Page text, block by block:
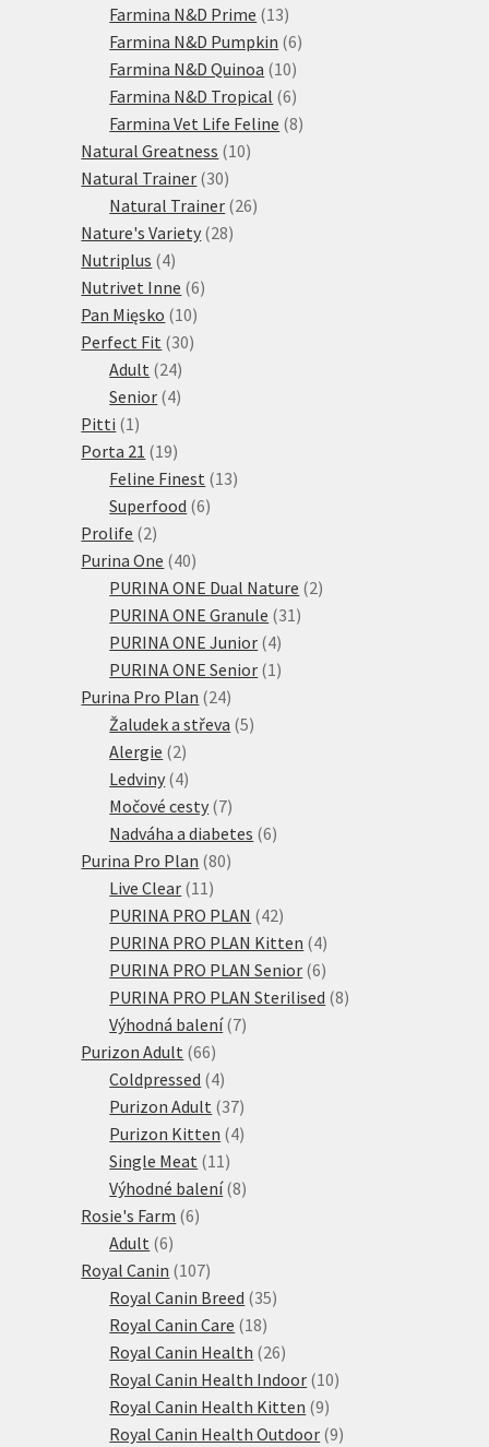
produktů
Farmina N&D Prime 1313
produktů
Farmina N&D Pumpkin 66
Farmina N&D Quinoa 1010
produktů
Farmina N&D Tropical 66
produktů
Farmina Vet Life Feline 88
Natural Greatness 1010
Natural Trainer 3030
produktů
Natural Trainer 2626
Nature's Variety 2828
Nutriplus 44
produkty
Nutrivet Inne 66
Pan Mięsko 1010
produktů
Perfect Fit 3030
Adult 2424
produktů
Senior 44
Pitti 1 1
produkt
Porta 21 1919
produktů
Feline Finest 1313
Superfood 66
Prolife 22
produkty
Purina One 4040
produktů
PURINA ONE Dual Nature 22
PURINA ONE Granule 31 31
PURINA ONE Junior 44
produkty
PURINA ONE Senior 1 1
Purina Pro Plan 2424
produktů
Žaludek a střeva 55
Alergie 22
produkty
Ledviny 44
produkty
Močové cesty 77
produktů
Nadváha a diabetes 66
Purina Pro Plan 8080
Live Clear 11 11
produktů
PURINA PRO PLAN 4242
produktů
PURINA PRO PLAN Kitten 44
produkty
PURINA PRO PLAN Senior 66
produktů
PURINA PRO PLAN Sterilised 88
Výhodná balení 77
Purizon Adult 6666
produktů
Coldpressed 44
produkty
Purizon Adult 3737
produktů
Purizon Kitten 44
Single Meat 11 11
produktů
Výhodné balení 88
Rosie's Farm 66
Adult 66
produktů
Royal Canin 107107
produktů
Royal Canin Breed 3535
Royal Canin Care 1818
produktů
Royal Canin Health 2626
produktů
Royal Canin Health Indoor 1010
Royal Canin Health Kitten 99
produktů
Royal Canin Health Outdoor 99